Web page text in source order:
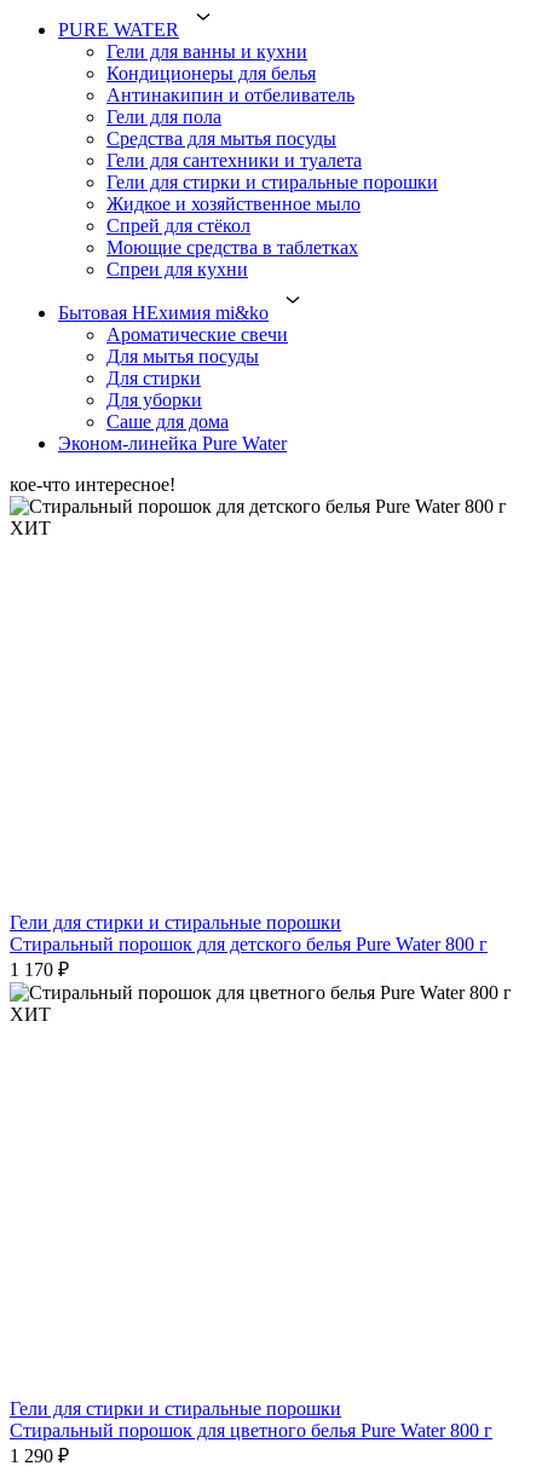
PURE WATER
Гели для ванны и кухни
Кондиционеры для белья
Антинакипин и отбеливатель
Гели для пола
Средства для мытья посуды
Гели для сантехники и туалета
Гели для стирки и стиральные порошки
Жидкое и хозяйственное мыло
Спрей для стёкол
Моющие средства в таблетках
Спреи для кухни
Бытовая НЕхимия mi&ko
Ароматические свечи
Для мытья посуды
Для стирки
Для уборки
Саше для дома
Эконом-линейка Pure Water
кое-что интересное!
ХИТ
Гели для стирки и стиральные порошки
Стиральный порошок для детского белья Pure Water 800 г
1 170 ₽
ХИТ
Гели для стирки и стиральные порошки
Стиральный порошок для цветного белья Pure Water 800 г
1 290 ₽